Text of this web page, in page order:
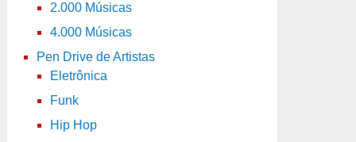
2.000 Músicas
4.000 Músicas
Pen Drive de Artistas
Eletrônica
Funk
Hip Hop